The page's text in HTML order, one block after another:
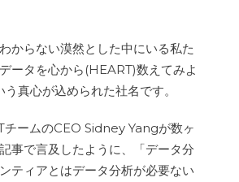
からない漠然とした中にいる私た
ータを心から(HEART)数えてみよ
真心が込められた社名です。
ームのCEO Sidney Yangが数ヶ
事で言及したように、「データ分
ティアとはデータ分析が必要ない